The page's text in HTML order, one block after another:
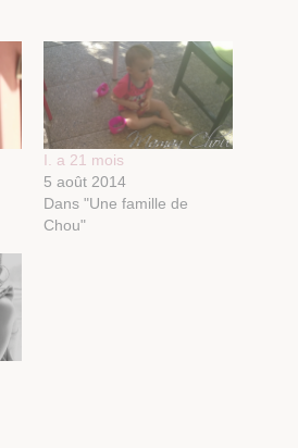
I. a 21 mois
5 août 2014
Dans "Une famille de
Chou"